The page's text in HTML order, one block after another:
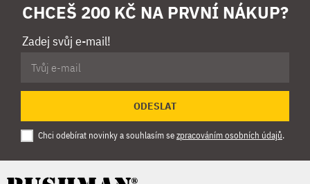
CHCEŠ 200 KČ NA PRVNÍ NÁKUP?
Zadej svůj e-mail!
ODESLAT
Chci odebírat novinky a souhlasím sezpracováním osobních údajů.